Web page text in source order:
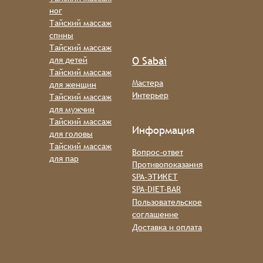
ног
Тайский массаж
спины
Тайский массаж
для детей
Тайский массаж
для женщин
Тайский массаж
для мужчин
Тайский массаж
для головы
Тайский массаж
для пар
Вопрос-ответ
Противопоказания
SPA-ЭТИКЕТ
SPA-DIET-BAR
Пользовательское
соглашение
Доставка и оплата
Информация
Мастера
Интерьер
О Sabai